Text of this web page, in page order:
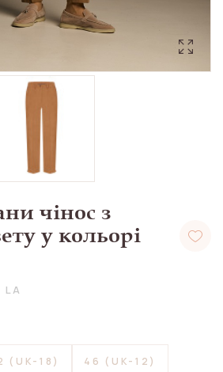
чінос з
у кольорі
(UK-18) 46 (UK-12)